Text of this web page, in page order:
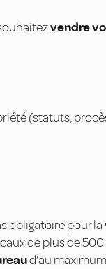
vendre
(statuts,
obligatoire pour la
de plus de
d’au